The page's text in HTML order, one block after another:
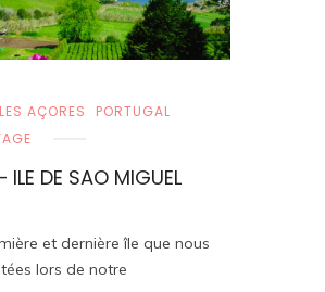
LES AÇORES
PORTUGAL
ILE DE SAO MIGUEL
et dernière île que nous
lors de notre